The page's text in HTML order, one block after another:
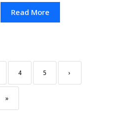
Read More
4 5 ›
»